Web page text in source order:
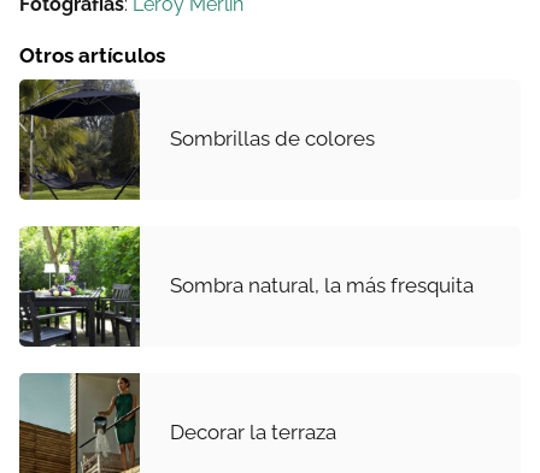
Otros artículos
Sombrillas de colores
Sombra natural, la más fresquita
Decorar la terraza